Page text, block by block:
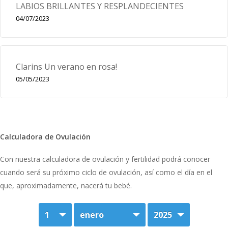
LABIOS BRILLANTES Y RESPLANDECIENTES
04/07/2023
Clarins Un verano en rosa!
05/05/2023
Calculadora de Ovulación
Con nuestra calculadora de ovulación y fertilidad podrá conocer
cuando será su próximo ciclo de ovulación, así como el día en el
que, aproximadamente, nacerá tu bebé.